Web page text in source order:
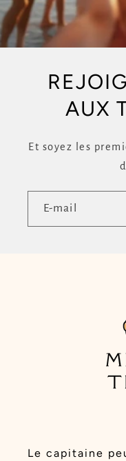
AUX
Et soyez les
E-mail
Le capitaine